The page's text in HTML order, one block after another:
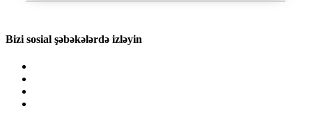
Bizi sosial şəbəkələrdə izləyin